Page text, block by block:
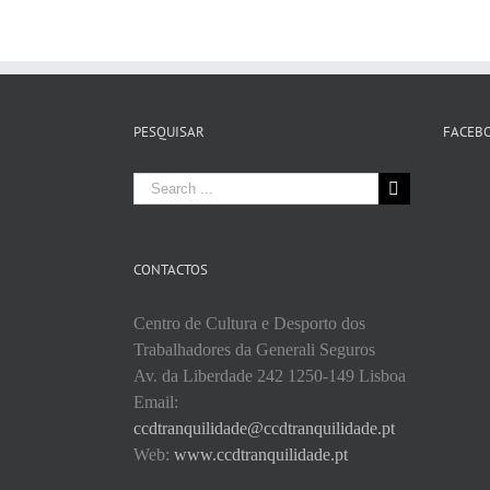
PESQUISAR
Search
for:
CONTACTOS
Centro de Cultura e Desporto dos
Trabalhadores da Generali Seguros
Av. da Liberdade 242 1250-149 Lisboa
Email:
ccdtranquilidade@ccdtranquilidade.pt
Web: www.ccdtranquilidade.pt